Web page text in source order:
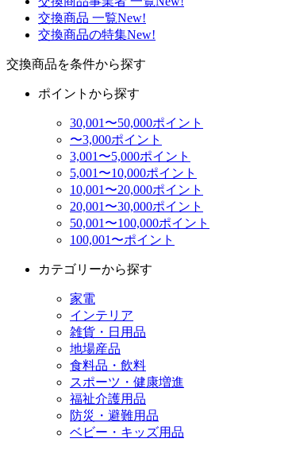
交換商品 一覧New!
交換商品の特集New!
交換商品を条件から探す
ポイントから探す
30,001〜50,000ポイント
〜3,000ポイント
3,001〜5,000ポイント
5,001〜10,000ポイント
10,001〜20,000ポイント
20,001〜30,000ポイント
50,001〜100,000ポイント
100,001〜ポイント
カテゴリーから探す
家電
インテリア
雑貨・日用品
地場産品
食料品・飲料
スポーツ・健康増進
福祉介護用品
防災・避難用品
ベビー・キッズ用品